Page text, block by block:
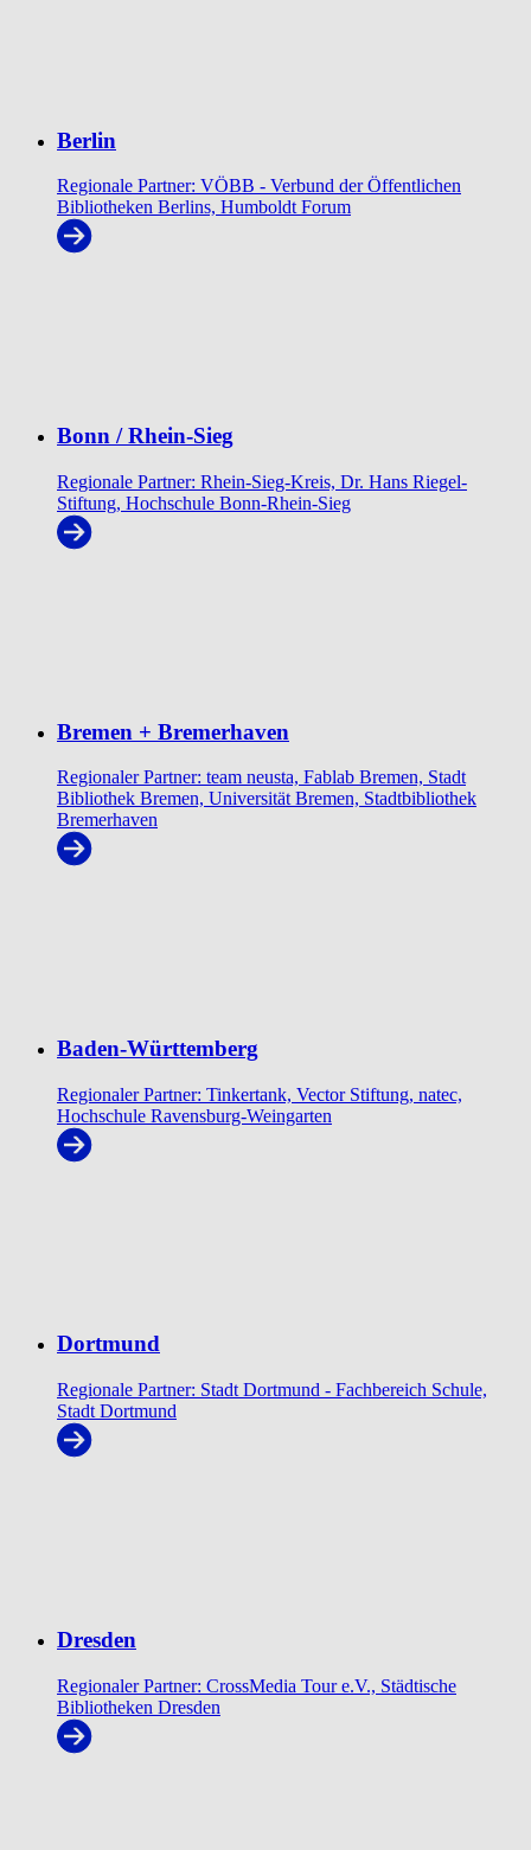
Berlin
Regionale Partner: VÖBB - Verbund der Öffentlichen
Bibliotheken Berlins, Humboldt Forum
Bonn / Rhein-Sieg
Regionale Partner: Rhein-Sieg-Kreis, Dr. Hans Riegel-
Stiftung, Hochschule Bonn-Rhein-Sieg
Bremen + Bremerhaven
Regionaler Partner: team neusta, Fablab Bremen, Stadt
Bibliothek Bremen, Universität Bremen, Stadtbibliothek
Bremerhaven
Baden-Württemberg
Regionaler Partner: Tinkertank, Vector Stiftung, natec,
Hochschule Ravensburg-Weingarten
Dortmund
Regionale Partner: Stadt Dortmund - Fachbereich Schule,
Stadt Dortmund
Dresden
Regionaler Partner: CrossMedia Tour e.V., Städtische
Bibliotheken Dresden